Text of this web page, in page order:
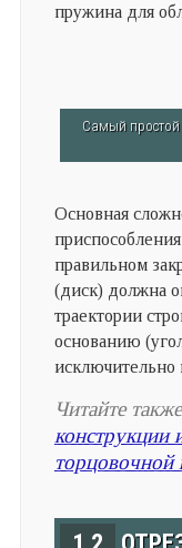
пружина для
Самый простой
Основная
правильном
(диск) должна
траектории
основанию
исключительно
Читайте
конструкции